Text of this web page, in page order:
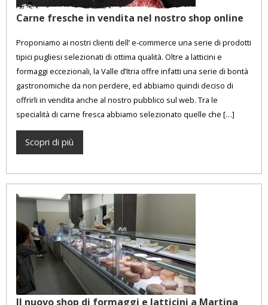
Carne fresche in vendita nel nostro shop online
Proponiamo ai nostri clienti dell’ e-commerce una serie di prodotti
tipici pugliesi selezionati di ottima qualità. Oltre a latticini e
formaggi eccezionali, la Valle d’Itria offre infatti una serie di bontà
gastronomiche da non perdere, ed abbiamo quindi deciso di
offrirli in vendita anche al nostro pubblico sul web. Tra le
specialità di carne fresca abbiamo selezionato quelle che […]
Scopri di più
Il nuovo shop di formaggi e latticini a Martina